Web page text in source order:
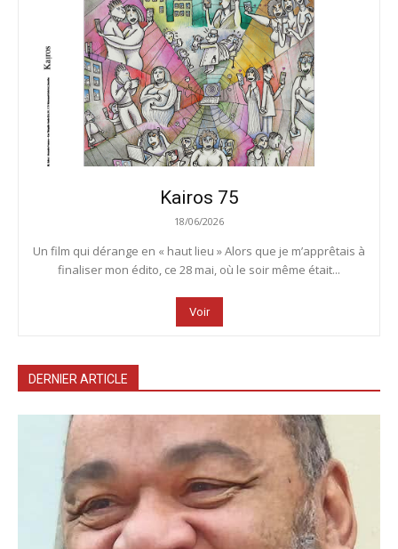
Kairos 75
18/06/2026
Un film qui dérange en « haut lieu » Alors que je m’apprêtais à
finaliser mon édito, ce 28 mai, où le soir même était...
Voir
DERNIER ARTICLE